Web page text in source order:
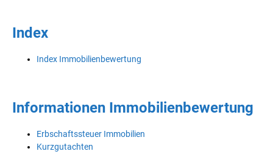
Index
Index Immobilienbewertung
Informationen Immobilienbewertung
Erbschaftssteuer Immobilien
Kurzgutachten